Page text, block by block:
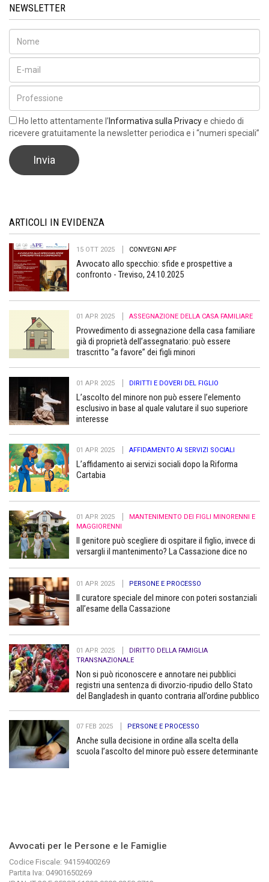
NEWSLETTER
Ho letto attentamente l’ Informativa sulla Privacye chiedo di
ricevere gratuitamente la newsletter periodica e i “numeri speciali”
ARTICOLI IN EVIDENZA
15 OTT 2025 CONVEGNI APF
Avvocato allo specchio: sfide e prospettive a
confronto - Treviso, 24.10.2025
01 APR 2025 ASSEGNAZIONE DELLA CASA FAMILIARE
Provvedimento di assegnazione della casa familiare
già di proprietà dell’assegnatario: può essere
trascritto “a favore” dei figli minori
01 APR 2025 DIRITTI E DOVERI DEL FIGLIO
L’ascolto del minore non può essere l’elemento
esclusivo in base al quale valutare il suo superiore
interesse
01 APR 2025 AFFIDAMENTO AI SERVIZI SOCIALI
L’affidamento ai servizi sociali dopo la Riforma
Cartabia
01 APR 2025
MANTENIMENTO DEI FIGLI MINORENNI E
MAGGIORENNI
Il genitore può scegliere di ospitare il figlio, invece di
versargli il mantenimento? La Cassazione dice no
01 APR 2025 PERSONE E PROCESSO
Il curatore speciale del minore con poteri sostanziali
all’esame della Cassazione
01 APR 2025
DIRITTO DELLA FAMIGLIA
TRANSNAZIONALE
Non si può riconoscere e annotare nei pubblici
registri una sentenza di divorzio-ripudio dello Stato
del Bangladesh in quanto contraria all’ordine pubblico
07 FEB 2025 PERSONE E PROCESSO
Anche sulla decisione in ordine alla scelta della
scuola l’ascolto del minore può essere determinante
Avvocati per le Persone e le Famiglie
Codice Fiscale: 94159400269
Partita Iva: 04901650269